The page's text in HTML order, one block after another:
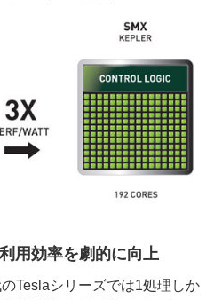
用効率を劇的に向上
Teslaシリーズでは1処理しか